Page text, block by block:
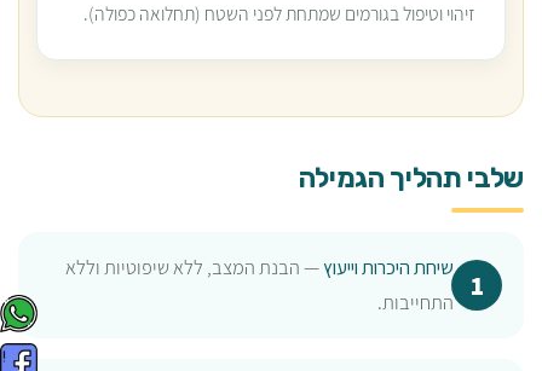
זיהוי וטיפול בגורמים שמתחת לפני השטח (תחלואה כפולה).
שלבי תהליך הגמילה
שיחת היכרות וייעוץ— הבנת המצב, ללא שיפוטיות וללא
התחייבות.